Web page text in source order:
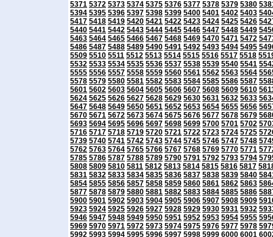
5371 5372 5373 5374 5375 5376 5377 5378 5379 5380
5394 5395 5396 5397 5398 5399 5400 5401 5402 5403
5417 5418 5419 5420 5421 5422 5423 5424 5425 5426
5440 5441 5442 5443 5444 5445 5446 5447 5448 5449
5463 5464 5465 5466 5467 5468 5469 5470 5471 5472
5486 5487 5488 5489 5490 5491 5492 5493 5494 5495
5509 5510 5511 5512 5513 5514 5515 5516 5517 5518
5532 5533 5534 5535 5536 5537 5538 5539 5540 5541
5555 5556 5557 5558 5559 5560 5561 5562 5563 5564
5578 5579 5580 5581 5582 5583 5584 5585 5586 5587
5601 5602 5603 5604 5605 5606 5607 5608 5609 5610
5624 5625 5626 5627 5628 5629 5630 5631 5632 5633
5647 5648 5649 5650 5651 5652 5653 5654 5655 5656
5670 5671 5672 5673 5674 5675 5676 5677 5678 5679
5693 5694 5695 5696 5697 5698 5699 5700 5701 5702
5716 5717 5718 5719 5720 5721 5722 5723 5724 5725
5739 5740 5741 5742 5743 5744 5745 5746 5747 5748
5762 5763 5764 5765 5766 5767 5768 5769 5770 5771
5785 5786 5787 5788 5789 5790 5791 5792 5793 5794
5808 5809 5810 5811 5812 5813 5814 5815 5816 5817
5831 5832 5833 5834 5835 5836 5837 5838 5839 5840
5854 5855 5856 5857 5858 5859 5860 5861 5862 5863
5877 5878 5879 5880 5881 5882 5883 5884 5885 5886
5900 5901 5902 5903 5904 5905 5906 5907 5908 5909
5923 5924 5925 5926 5927 5928 5929 5930 5931 5932
5946 5947 5948 5949 5950 5951 5952 5953 5954 5955
5969 5970 5971 5972 5973 5974 5975 5976 5977 5978
5992 5993 5994 5995 5996 5997 5998 5999 6000 6001